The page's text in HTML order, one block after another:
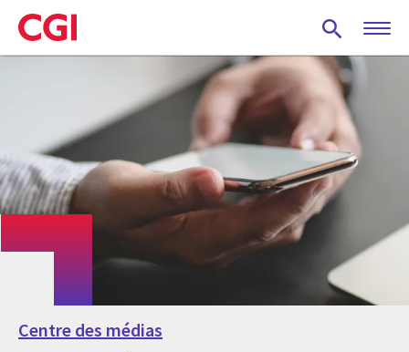
Skip
to
main
Centre des médias